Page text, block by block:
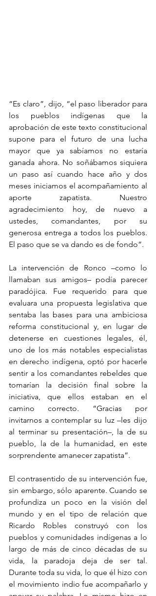
“Es claro”, dijo, “el paso liberador para
los pueblos indígenas que la
aprobación de este texto constitucional
supone para el futuro de una lucha
mayor que ya sabíamos no estaría
ganada ahora. No soñábamos siquiera
un paso así cuando hace año y dos
meses iniciamos el acompañamiento al
aporte zapatista. Nuestro
agradecimiento hoy, de nuevo a
ustedes, comandantes, por su
generosa entrega a todos los pueblos.
El paso que se va dando es de fondo”.
La intervención de Ronco –como lo
llamaban sus amigos– podía parecer
paradójica. Fue requerido para que
evaluara una propuesta legislativa que
sentaba las bases para una ambiciosa
reforma constitucional y, en lugar de
detenerse en cuestiones legales, él,
uno de los más notables especialistas
en derecho indígena, optó por hacerle
sentir a los comandantes rebeldes que
tomarían la decisión final sobre la
iniciativa, que ellos estaban en el
camino correcto. “Gracias por
invitarnos a contemplar su luz –les dijo
al terminar su presentación–, la de su
pueblo, la de la humanidad, en este
sorprendente amanecer zapatista”.
El contrasentido de su intervención fue,
sin embargo, sólo aparente. Cuando se
profundiza un poco en la visión del
mundo y en el tipo de relación que
Ricardo Robles construyó con los
pueblos y comunidades indígenas a lo
largo de más de cinco décadas de su
vida, la paradoja deja de ser tal.
Durante toda su vida, lo que él hizo con
el movimiento indio fue acompañarlo y